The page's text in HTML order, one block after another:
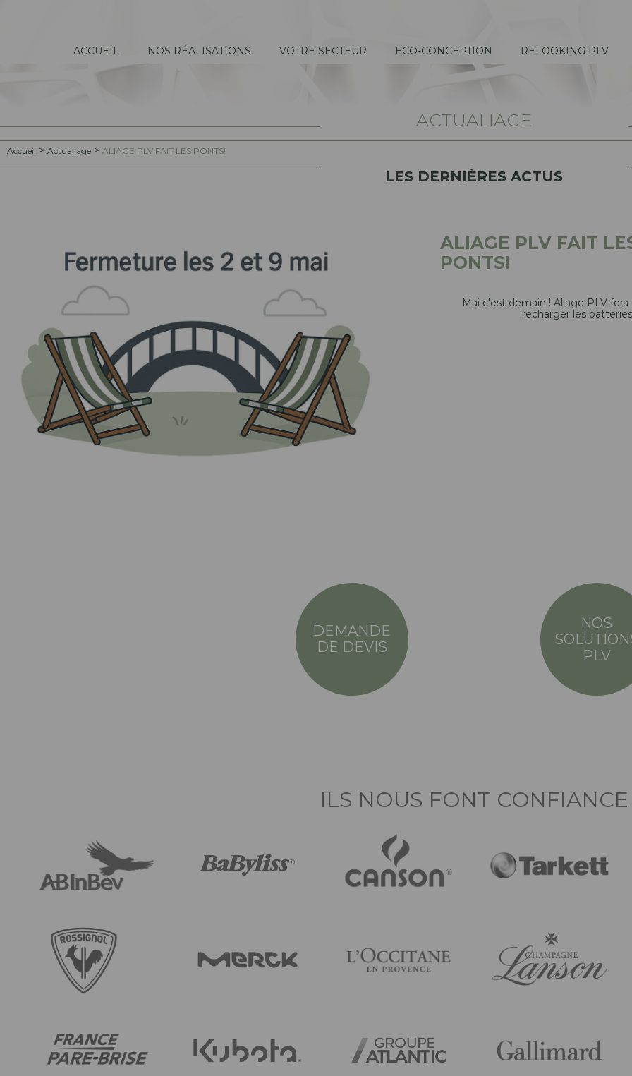
ACCUEIL
Meubles - Ilots
PLV Interactives
Modèles standards
NOS RÉALISATIONS VOTRE SECTEUR ECO-CONCEPTION RELOOKING PLV
ACTUALIAGE
Accueil > Actualiage > ALIAGE PLV FAIT LES PONTS!
LES DERNIÈRES ACTUS
ALIAGE PLV FAIT
PONTS!
Mai c'est demain ! Aliage PLV
recharger les
DEMANDE
DE DEVIS
NOS
PLV
ILS NOUS FONT CONFIANCE